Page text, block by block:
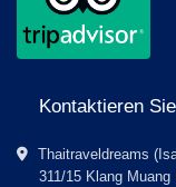
Kontaktieren
Thaitraveldreams
311/15 Klang Muang